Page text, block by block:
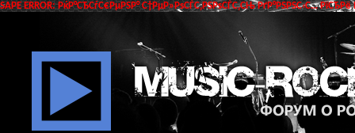
SAPE ERROR: РќР°СЂСѓС€РµРЅР° С†РµР»РѕСЃС‚РЅРѕСЃС‚СЊ РґР°РЅРЅС‹С…